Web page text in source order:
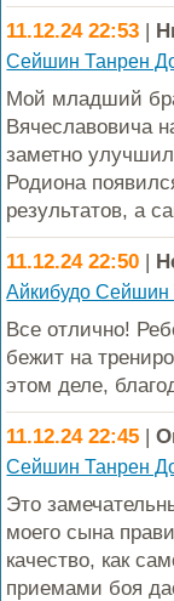
11.12.24 22:53 |
Сейшин Танрен
Мой младший
Вячеславовича
заметно
Родиона
результатов, а
11.12.24 22:50 |
Айкибудо
Все отлично!
бежит на
этом деле,
11.12.24 22:45 |
Сейшин Танрен
Это
моего сына
качество, как
приемами боя